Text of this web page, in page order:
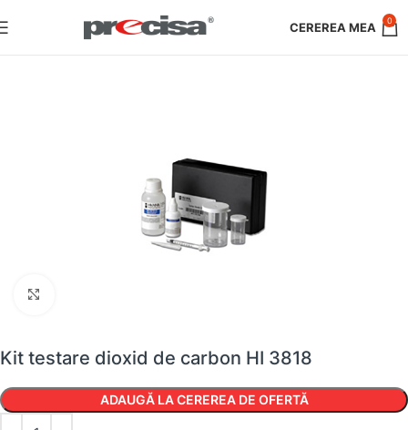
0
Kit testare dioxid de carbon HI 3818
ADAUGĂ LA CEREREA DE OFERTĂ